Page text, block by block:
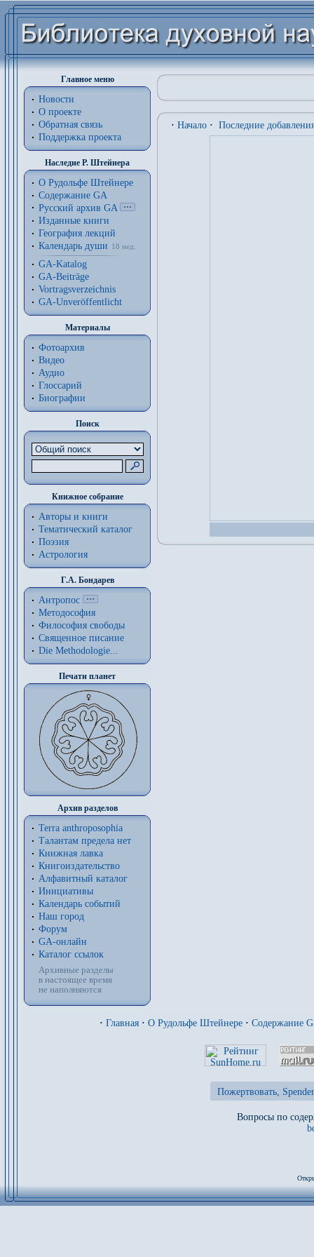
Главное меню
Новости
О проекте
Обратная связь
Поддержка проекта
Наследие Р. Штейнера
О Рудольфе Штейнере
Содержание GA
Русский архив GA
Изданные книги
География лекций
Календарь души
18 нед.
GA-Katalog
GA-Beiträge
Vortragsverzeichnis
GA-Unveröffentlicht
Материалы
Фотоархив
Видео
Аудио
Глоссарий
Биографии
Поиск
Книжное собрание
Авторы и книги
Тематический каталог
Поэзия
Астрология
Г.А. Бондарев
Антропос
Методософия
Философия cвободы
Священное писание
Die Methodologie...
Печати планет
Архив разделов
Terra anthroposophia
Талантам предела нет
Книжная лавка
Книгоиздательство
Алфавитный каталог
Инициативы
Календарь событий
Наш город
Форум
GA-онлайн
Каталог ссылок
Архивные разделы
в настоящее время
не наполняются
· Начало · Последние
· Главная · О Рудольфе Штейнере · Содержание
Пожертвовать,
Вопросы по